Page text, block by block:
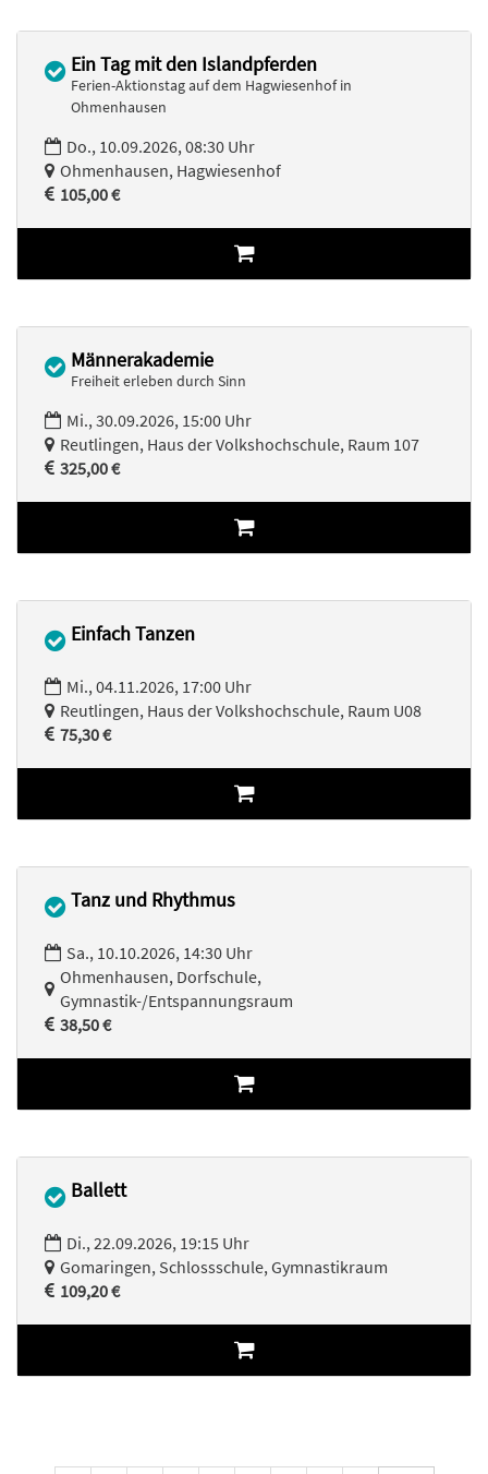
Ein Tag mit den Islandpferden
Ferien-Aktionstag auf dem Hagwiesenhof in
Ohmenhausen
Do., 10.09.2026, 08:30 Uhr
Ohmenhausen, Hagwiesenhof
105,00 €
Männerakademie
Freiheit erleben durch Sinn
Mi., 30.09.2026, 15:00 Uhr
Reutlingen, Haus der Volkshochschule, Raum 107
325,00 €
Einfach Tanzen
Mi., 04.11.2026, 17:00 Uhr
Reutlingen, Haus der Volkshochschule, Raum U08
75,30 €
Tanz und Rhythmus
Sa., 10.10.2026, 14:30 Uhr
Ohmenhausen, Dorfschule,
Gymnastik-/Entspannungsraum
38,50 €
Ballett
Di., 22.09.2026, 19:15 Uhr
Gomaringen, Schlossschule, Gymnastikraum
109,20 €